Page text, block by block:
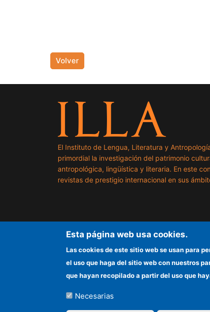
Volver
El Instituto de Lengua, Literatura y
primordial la investigación del patrimonio
antropológica, lingüística y literaria. En este
revistas de prestigio internacional en sus
Esta página web usa cookies.
Las cookies de este sitio web se usan para
el uso que haga del sitio web con nuestros
que hayan recopilado a partir del uso que
Necesarias